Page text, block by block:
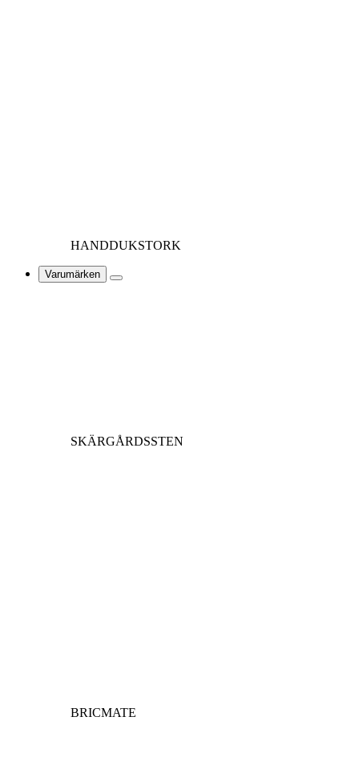
HANDDUKSTORK
Varumärken
SKÄRGÅRDSSTEN
BRICMATE